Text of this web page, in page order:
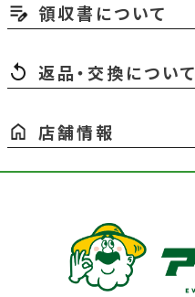
領収書について
返品・交換について
店舗情報